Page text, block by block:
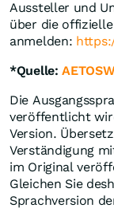
Aussteller und
über die
anmelden:
*Quelle:
Die
veröffentlicht
Version.
Verständigung
im Original
Gleichen Sie
Sprachversion